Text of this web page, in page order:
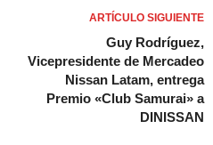
ARTÍCULO SIGUIENTE
Guy Rodríguez,
Vicepresidente de Mercadeo
Nissan Latam, entrega
Premio «Club Samurai» a
DINISSAN